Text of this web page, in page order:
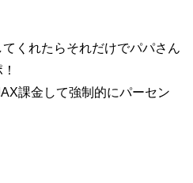
くれたらそれだけでパパさん
課金して強制的にパーセン